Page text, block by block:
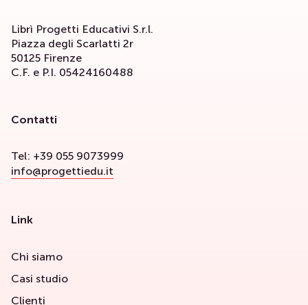
Librì Progetti Educativi S.r.l.
Piazza degli Scarlatti 2r
50125 Firenze
C.F. e P.I. 05424160488
Contatti
Tel: +39 055 9073999
info@progettiedu.it
Link
Chi siamo
Casi studio
Clienti